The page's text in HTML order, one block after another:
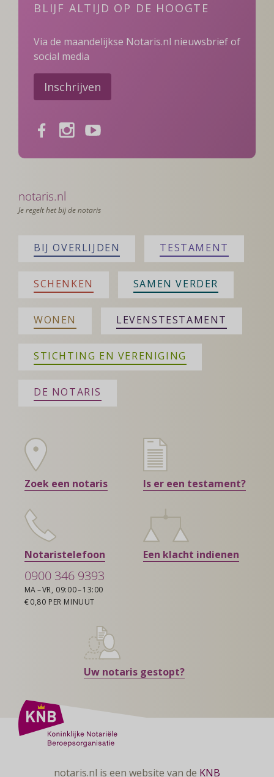
BLIJF ALTIJD OP DE HOOGTE
Via de maandelijkse Notaris.nl nieuwsbrief of
social media
Inschrijven
FacebookInstagramYoutube
notaris.nl
Je regelt het bij de notaris
BIJ OVERLIJDEN TESTAMENT
SCHENKEN SAMEN VERDER
WONEN LEVENSTESTAMENT
STICHTING EN VERENIGING
DE NOTARIS
Zoek een notaris Is er een testament?
Notaristelefoon
0900 346 9393
MA – VR, 09:00 – 13:00
€ 0,80 PER MINUUT
Een klacht indienen
Uw notaris gestopt?
notaris.nl is een website van de KNB